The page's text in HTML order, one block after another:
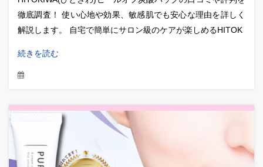
徹底調査！ 使い心地や効果、敏感肌でも安心な理由を詳しく
解説します。 自宅で簡単にサロン級のケアが楽しめるHITOK
続きを読む